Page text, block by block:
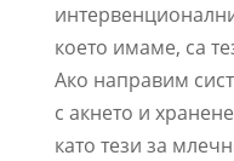
което имаме, са
Ако направим
с акнето и
като тези за